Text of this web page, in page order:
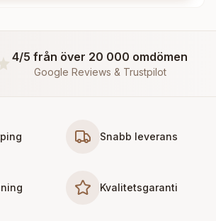
4/5 från över 20 000 omdömen
Google Reviews & Trustpilot
Snabb leverans
Kvalitetsgaranti